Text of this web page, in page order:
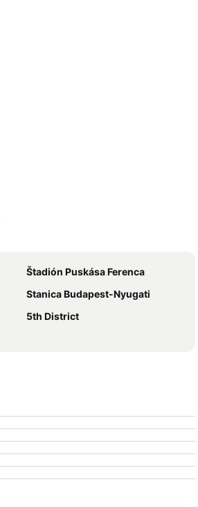
Štadión Puskása Ferenca
Stanica Budapest-Nyugati
5th District